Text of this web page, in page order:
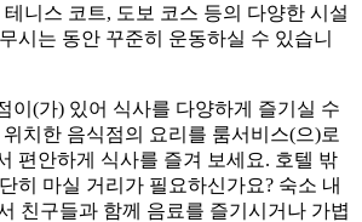
니스 코트, 도보 코스 등의 다양한 시설
시는 동안 꾸준히 운동하실 수 있습니
이(가) 있어 식사를 다양하게 즐기실 수
치한 음식점의 요리를 룸서비스(으)로
편안하게 식사를 즐겨 보세요. 호텔 밖
히 마실 거리가 필요하신가요? 숙소 내
친구들과 함께 음료를 즐기시거나 가볍